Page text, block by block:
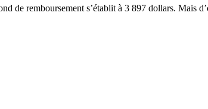
de remboursement s’établit à 3 897 dollars. Mais